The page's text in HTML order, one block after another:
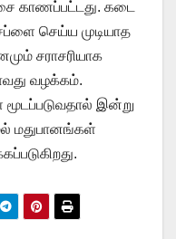
காணப்பட்டது. கடை
செய்ய முடியாத
சராசரியாக
வழக்கம்.
இன்று
மதுபானங்கள்